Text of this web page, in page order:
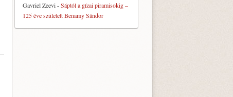
Gavriel Zeevi-Sáptól a gízai piramisokig –
125 éve született Benamy Sándor